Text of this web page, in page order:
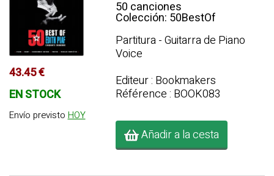
43.45 €
EN STOCK
Envío previstoHOY
50 canciones
Colección: 50BestOf
Partitura - Guitarra de Piano
Voice
Editeur : Bookmakers
Référence : BOOK083
Añadir a la cesta